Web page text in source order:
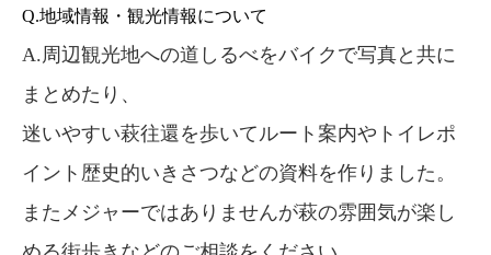
Q.地域情報・観光情報について
A.周辺観光地への道しるべをバイクで写真と共に
まとめたり、
迷いやすい萩往還を歩いてルート案内やトイレポ
イント歴史的いきさつなどの資料を作りました。
またメジャーではありませんが萩の雰囲気が楽し